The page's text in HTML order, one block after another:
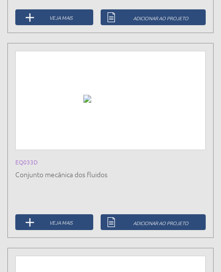
VEJA MAIS ADICIONAR AO PROJETO
EQ033D
Conjunto mecânica dos fluidos
VEJA MAIS ADICIONAR AO PROJETO